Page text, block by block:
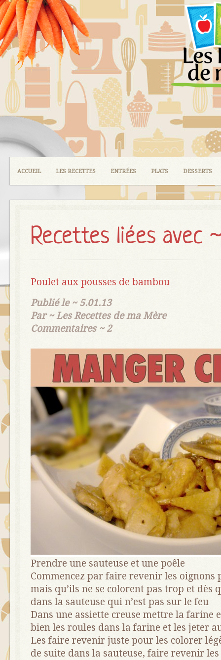
ACCUEIL LES RECETTES ENTRÉES PLATS DESSERTS
Recettes liées avec
Poulet aux pousses de bambou
Publié le ~5.01.13
Par ~Les Recettes de ma Mère
Commentaires ~2
Prendre une sauteuse et une poêle
Commencez par faire revenir les oignons
mais qu’ils ne se colorent pas trop et dès
dans la sauteuse qui n’est pas sur le feu
Dans une assiette creuse mettre la farine
bien les roules dans la farine et les jeter
Les faire revenir juste pour les colorer
de suite dans la sauteuse, faire revenir